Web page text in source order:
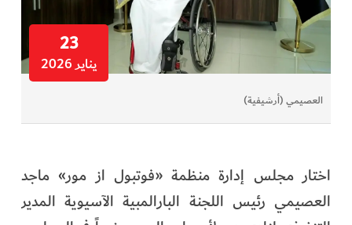
23
يناير 2026
العصيمي (أرشيفية)
اختار مجلس إدارة منظمة «فوتبول از مور» ماجد
العصيمي رئيس اللجنة البارالمبية الآسيوية المدير